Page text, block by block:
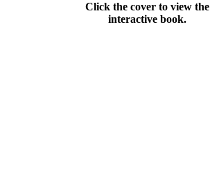
Click the cover to view the
interactive book.